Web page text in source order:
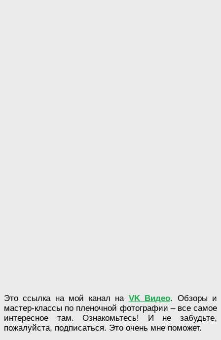
Это ссылка на мой канал на VK Видео. Обзоры и
мастер-классы по пленочной фотографии – все самое
интересное там. Ознакомьтесь! И не забудьте,
пожалуйста, подписаться. Это очень мне поможет.